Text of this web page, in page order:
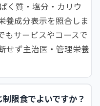
く質・塩分・カリウ
養成分表示を照合しま
もサービスやコースで
せず主治医・管理栄養
限食でよいですか？